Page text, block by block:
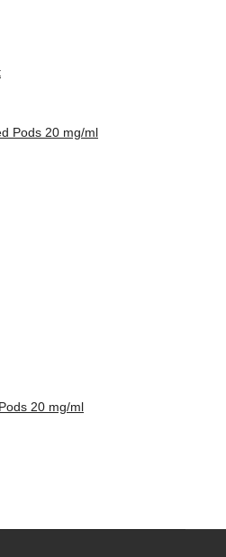
20 mg/ml